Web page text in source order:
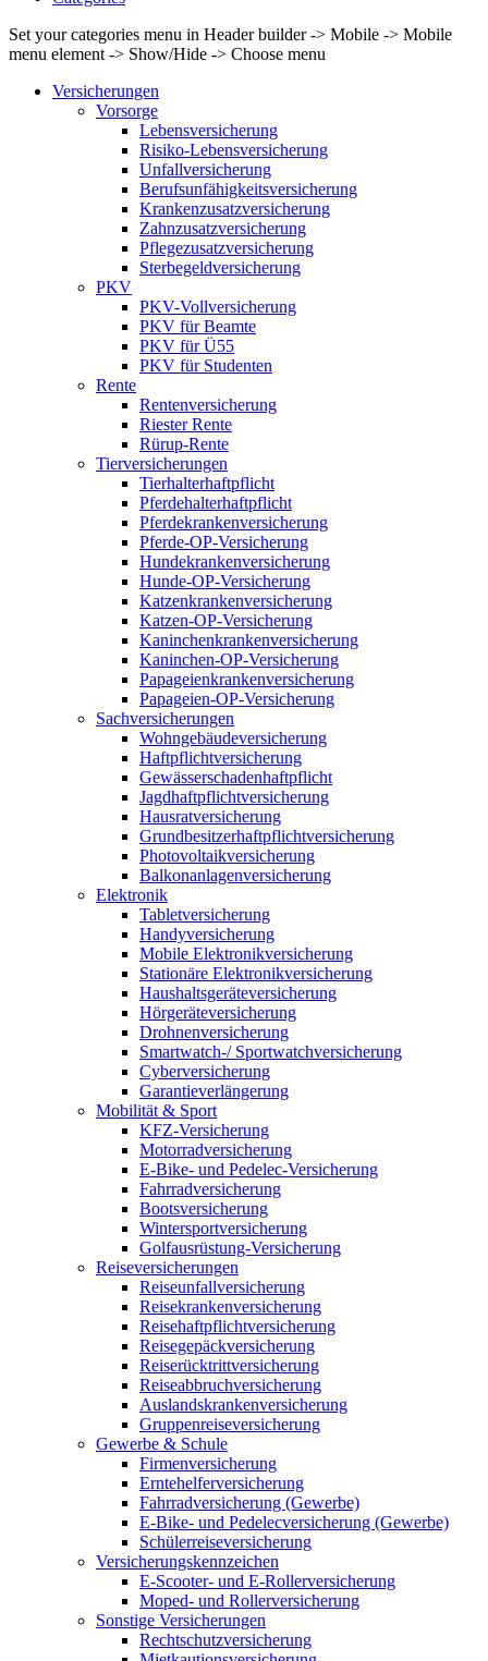
Set your categories menu in Header builder -> Mobile -> Mobile
menu element -> Show/Hide -> Choose menu
Versicherungen
Vorsorge
Lebensversicherung
Risiko-Lebensversicherung
Unfallversicherung
Berufsunfähigkeits­versicherung
Krankenzusatzversicherung
Zahnzusatzversicherung
Pflegezusatzversicherung
Sterbegeldversicherung
PKV
PKV-Vollversicherung
PKV für Beamte
PKV für Ü55
PKV für Studenten
Rente
Rentenversicherung
Riester Rente
Rürup-Rente
Tierversicherungen
Tierhalterhaftpflicht
Pferdehalterhaftpflicht
Pferdekrankenversicherung
Pferde-OP-Versicherung
Hundekrankenversicherung
Hunde-OP-Versicherung
Katzenkrankenversicherung
Katzen-OP-Versicherung
Kaninchenkrankenversicherung
Kaninchen-OP-Versicherung
Papageienkrankenversicherung
Papageien-OP-Versicherung
Sachversicherungen
Wohngebäudeversicherung
Haftpflichtversicherung
Gewässerschadenhaftpflicht
Jagdhaftpflichtversicherung
Hausratversicherung
Grundbesitzerhaftpflichtversicherung
Photovoltaikversicherung
Balkonanlagenversicherung
Elektronik
Tabletversicherung
Handyversicherung
Mobile Elektronikversicherung
Stationäre Elektronikversicherung
Haushaltsgeräteversicherung
Hörgeräteversicherung
Drohnenversicherung
Smartwatch-/ Sportwatchversicherung
Cyberversicherung
Garantieverlängerung
Mobilität & Sport
KFZ-Versicherung
Motorradversicherung
E-Bike- und Pedelec-Versicherung
Fahrradversicherung
Bootsversicherung
Wintersportversicherung
Golfausrüstung-Versicherung
Reiseversicherungen
Reiseunfallversicherung
Reisekrankenversicherung
Reisehaftpflichtversicherung
Reisegepäckversicherung
Reiserücktrittversicherung
Reiseabbruchversicherung
Auslandskrankenversicherung
Gruppenreiseversicherung
Gewerbe & Schule
Firmenversicherung
Erntehelferversicherung
Fahrradversicherung (Gewerbe)
E-Bike- und Pedelecversicherung (Gewerbe)
Schülerreiseversicherung
Versicherungskennzeichen
E-Scooter- und E-Rollerversicherung
Moped- und Rollerversicherung
Sonstige Versicherungen
Rechtschutzversicherung